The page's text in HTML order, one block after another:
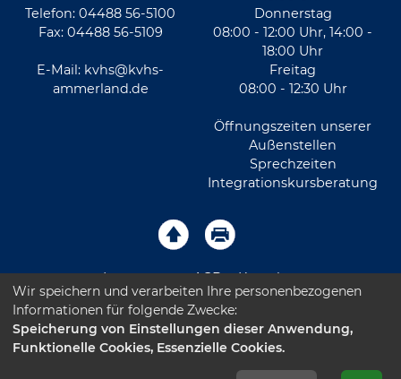
Telefon: 04488 56-5100
Fax: 04488 56-5109
E-Mail: kvhs@kvhs-
ammerland.de
Donnerstag
08:00 - 12:00 Uhr, 14:00 -
18:00 Uhr
Freitag
08:00 - 12:30 Uhr
Öffnungszeiten unserer
Außenstellen
Sprechzeiten
Integrationskursberatung
Impressum AGB Kontakt
Sitemap Datenschutz Leichte Sprache
Barrierefreiheitserklärung
Wir speichern und verarbeiten Ihre personenbezogenen
Informationen für folgende Zwecke:
Speicherung von Einstellungen dieser Anwendung,
Funktionelle Cookies, Essenzielle Cookies.